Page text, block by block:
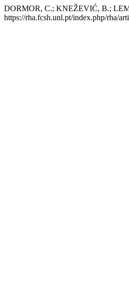
DORMOR, C.; KNEŽEVIĆ, B.;
https://rha.fcsh.unl.pt/index.php/rha/